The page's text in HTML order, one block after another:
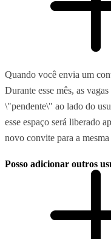
Quando você envia um
Durante esse mês, as
\"pendente\" ao lado do
esse espaço será liberado
novo convite para a
Posso adicionar outros